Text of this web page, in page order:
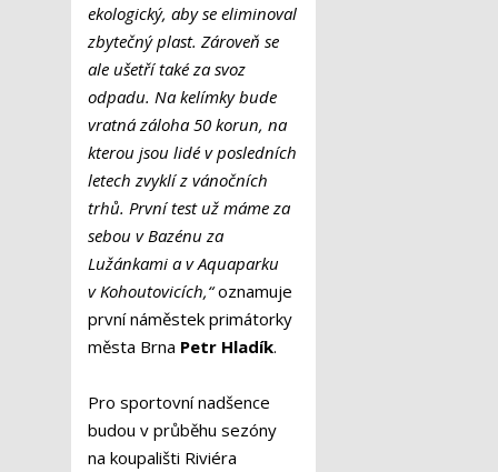
ekologický, aby se eliminoval
zbytečný plast. Zároveň se
ale ušetří také za svoz
odpadu. Na kelímky bude
vratná záloha 50 korun, na
kterou jsou lidé v posledních
letech zvyklí z vánočních
trhů. První test už máme za
sebou v Bazénu za
Lužánkami a v Aquaparku
v Kohoutovicích,“oznamuje
první náměstek primátorky
města Brna Petr Hladík.
Pro sportovní nadšence
budou v průběhu sezóny
na koupališti Riviéra